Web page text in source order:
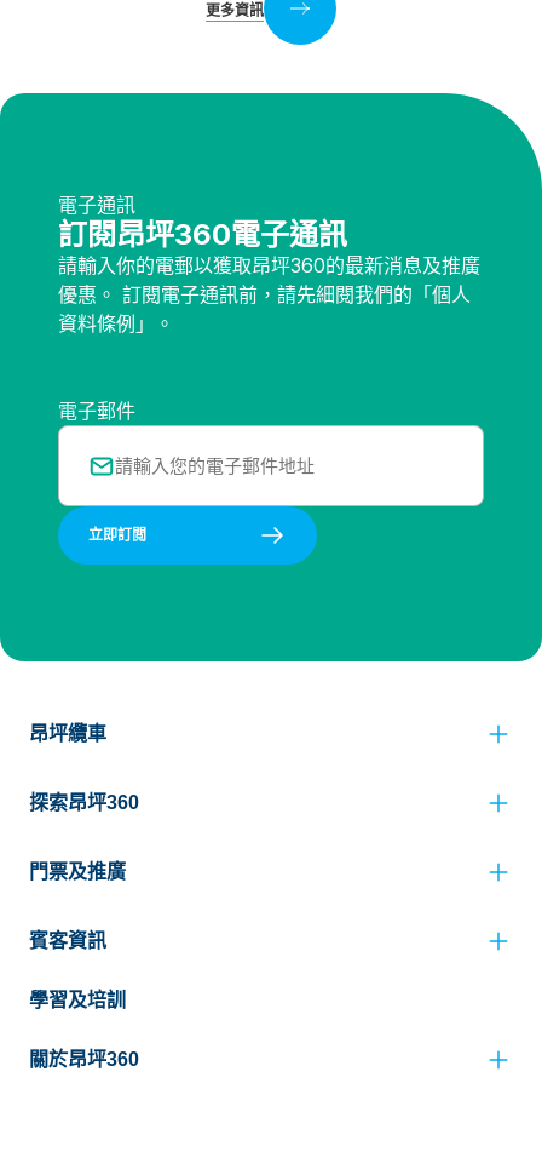
更多資訊
電子通訊
訂閱昂坪360電子通訊
請輸入你的電郵以獲取昂坪360的最新消息及推廣
優惠。 訂閱電子通訊前，請先細閱我們的「個人
資料條例」。
電子郵件
立即訂閲
昂坪纜車
探索昂坪360
門票及推廣
賓客資訊
學習及培訓
關於昂坪360